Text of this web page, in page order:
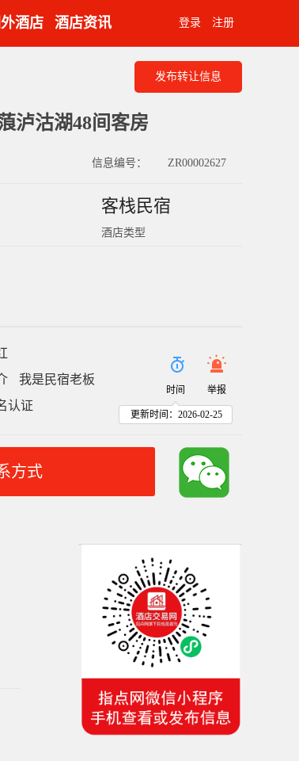
酒店 酒店资讯 登录 注册
发布转让信息
泸沽湖48间客房
信息编号： ZR00002627
客栈民宿
酒店类型
我是民宿老板
认证
时间 举报
更新时间：2026-02-25
方式